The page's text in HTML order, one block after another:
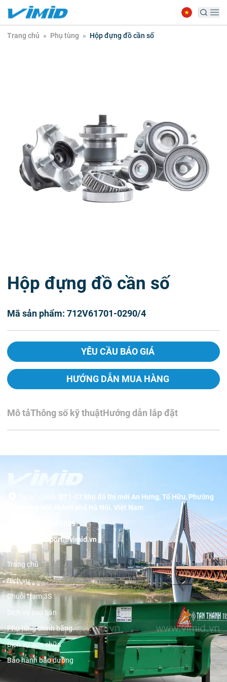
Trang chủ » Phụ tùng » Hộp đựng đồ cần số
Hộp đựng đồ cần số
Mã sản phẩm: 712V61701-0290/4
YÊU CẦU BÁO GIÁ
HƯỚNG DẪN MUA HÀNG
Mô tảThông số kỹ thuậtHướng dẫn lắp đặt
BT1-07 khu đô thị mới An Hưng, Tố Hữu, Phường
Dương Nội, thành phố Hà Nội, Việt Nam
19001089
support@vimid.vn
Trang chủ
Dịch vụ
Chuỗi trạm 3S
Dịch vụ sau bán
Phụ tùng chính hãng
Dịch vụ sửa chữa
Bảo hành bảo dưỡng